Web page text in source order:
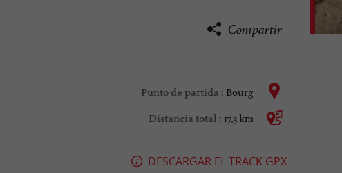
Compartir
Punto de partida : Bourg
Distancia total : 17,3 km
DESCARGAR EL TRACK GPX